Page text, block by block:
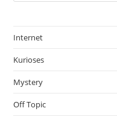
Internet
Kurioses
Mystery
Off Topic